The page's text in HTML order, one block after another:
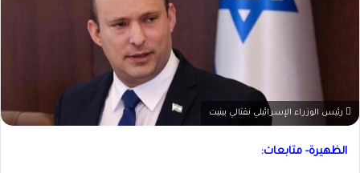
رئيس الوزراء الإسرائيلي نفتالي بينيت
الظهيرة- متابعات: